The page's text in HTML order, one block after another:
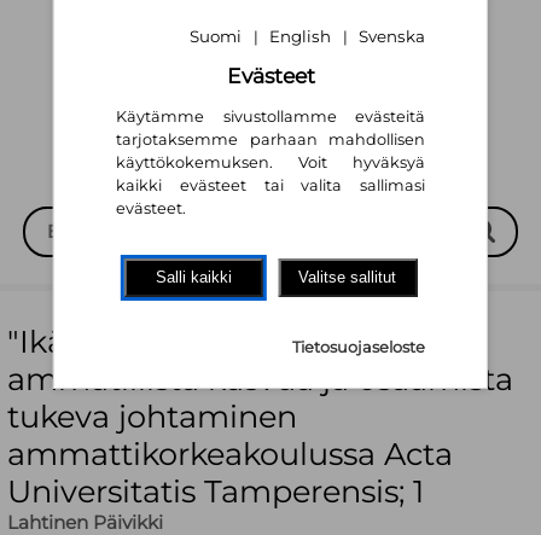
English Svenska
"Ikääntyvän opettajan
ammatillista kasvua ja osaamista
tukeva johtaminen
ammattikorkeakoulussa Acta
Universitatis Tamperensis; 1
Lahtinen Päivikki
Suomi | English | Svenska
Evästeet
Käytämme sivustollamme evästeitä
tarjotaksemme parhaan mahdollisen
käyttökokemuksen. Voit hyväksyä
kaikki evästeet tai valita sallimasi
evästeet.
Salli kaikki Valitse sallitut
Tietosuojaseloste